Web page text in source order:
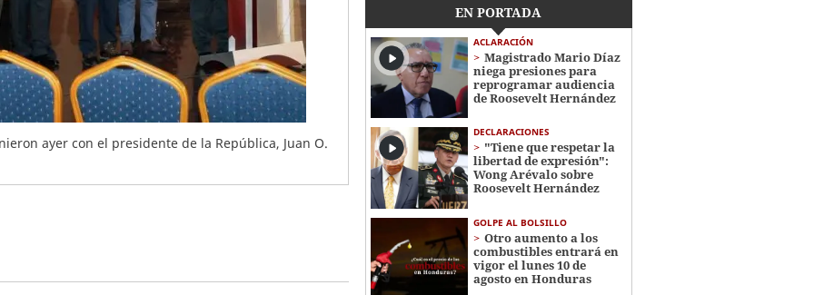
ayer con el presidente de la República, Juan O.
EN PORTADA
ACLARACIÓN
Magistrado Mario Díaz
niega presiones para
reprogramar audiencia
de Roosevelt Hernández
DECLARACIONES
"Tiene que respetar la
libertad de expresión":
Wong Arévalo sobre
Roosevelt Hernández
GOLPE AL BOLSILLO
Otro aumento a los
combustibles entrará en
vigor el lunes 10 de
agosto en Honduras